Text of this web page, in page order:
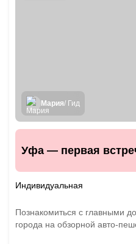
Мария/ Гид
Уфа — первая
Индивидуальная
Познакомиться с главными
города на обзорной авто-